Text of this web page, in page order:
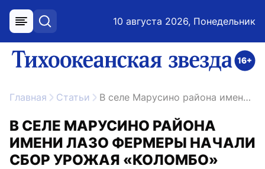
меню поиск 10 августа 2026, Понедельник
ссылка на главную
Главная Статьи В селе Марусино района имени Лазо фермеры начали сбор урожая «Коломбо»
В СЕЛЕ МАРУСИНО РАЙОНА
ИМЕНИ ЛАЗО ФЕРМЕРЫ НАЧАЛИ
СБОР УРОЖАЯ «КОЛОМБО»